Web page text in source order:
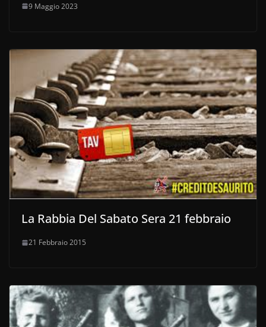
9 Maggio 2023
La Rabbia Del Sabato Sera 21 febbraio
21 Febbraio 2015